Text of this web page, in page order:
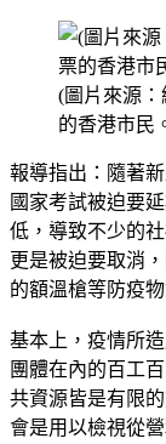
(圖片來源
的香港市民
報導指出：隨著
國家考試被迫要
低，導致不少的
更是被迫要取消
的額溫槍等防疫
基本上，疫情所
團體在內的百工
共資源皆是有限
會是用以檢視從